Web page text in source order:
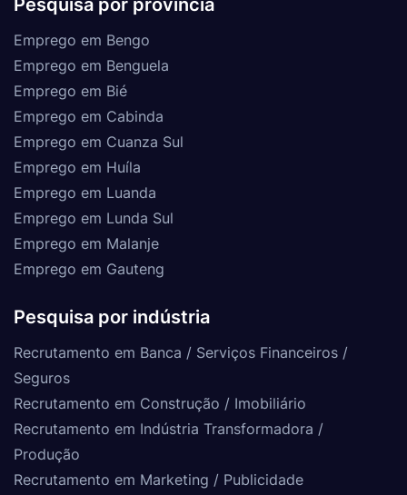
Pesquisa por província
Emprego em Bengo
Emprego em Benguela
Emprego em Bié
Emprego em Cabinda
Emprego em Cuanza Sul
Emprego em Huíla
Emprego em Luanda
Emprego em Lunda Sul
Emprego em Malanje
Emprego em Gauteng
Pesquisa por indústria
Recrutamento em Banca / Serviços Financeiros /
Seguros
Recrutamento em Construção / Imobiliário
Recrutamento em Indústria Transformadora /
Produção
Recrutamento em Marketing / Publicidade